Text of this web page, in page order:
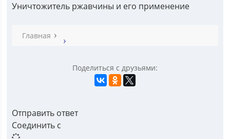
Уничтожитель ржавчины и его применение
Главная
Поделиться с друзьями:
Отправить ответ
Соединить с